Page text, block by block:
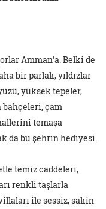
Amman'a. Belki de
bir parlak, yıldızlar
yüksek tepeler,
çam
temaşa
da bu şehrin hediyesi.
temiz caddeleri,
renkli taşlarla
ile sessiz, sakin